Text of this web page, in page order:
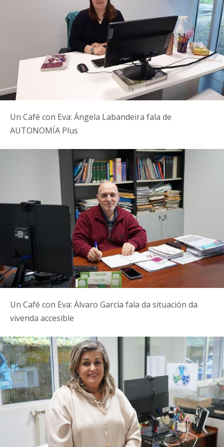
Un Café con Eva: Ángela Labandeira fala de
AUTONOMÍA Plus
Un Café con Eva: Álvaro García fala da situación da
vivenda accesible